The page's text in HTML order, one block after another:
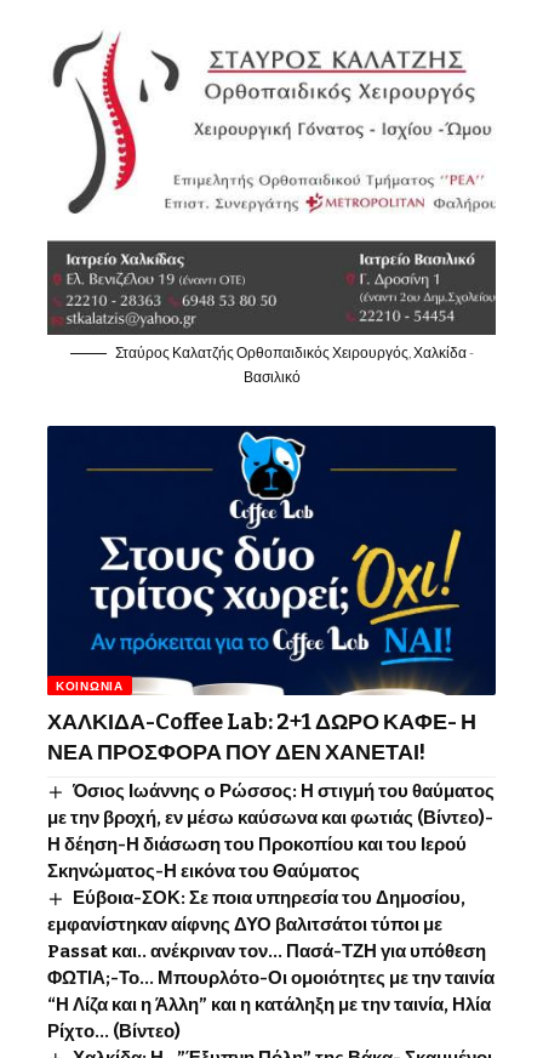
Σταύρος Καλατζής Ορθοπαιδικός Χειρουργός, Χαλκίδα -
Βασιλικό
ΚΟΙΝΩΝΊΑ
ΧΑΛΚΙΔΑ-Coffee Lab: 2+1 ΔΩΡΟ ΚΑΦΕ- Η
ΝΕΑ ΠΡΟΣΦΟΡΑ ΠΟΥ ΔΕΝ ΧΑΝΕΤΑΙ!
Όσιος Ιωάννης o Ρώσσος: Η στιγμή του θαύματος
με την βροχή, εν μέσω καύσωνα και φωτιάς (Βίντεο)-
Η δέηση-Η διάσωση του Προκοπίου και του Ιερού
Σκηνώματος-Η εικόνα του Θαύματος
Εύβοια-ΣΟΚ: Σε ποια υπηρεσία του Δημοσίου,
εμφανίστηκαν αίφνης ΔΥΟ βαλιτσάτοι τύποι με
Passat και.. ανέκριναν τον… Πασά-ΤΖΗ για υπόθεση
ΦΩΤΙΑ;-Το… Μπουρλότο-Οι ομοιότητες με την ταινία
“Η Λίζα και η Άλλη” και η κατάληξη με την ταινία, Ηλία
Ρίχτο… (Βίντεο)